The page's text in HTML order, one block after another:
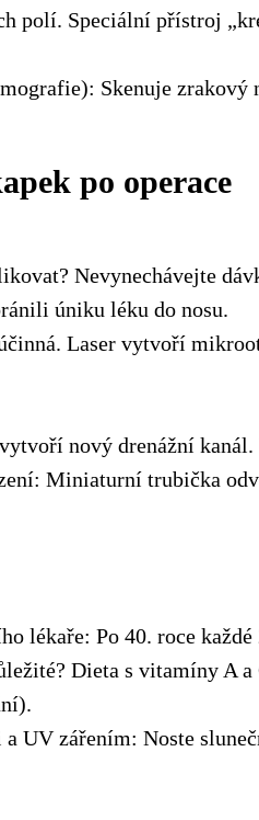
polí. Speciální přístroj
Skenuje zrakový
po operace
Nevynechávejte
úniku léku do nosu.
Laser vytvoří
nový drenážní kanál.
Miniaturní trubička
lékaře: Po 40. roce
Dieta s vitamíny A
a UV zářením: Noste